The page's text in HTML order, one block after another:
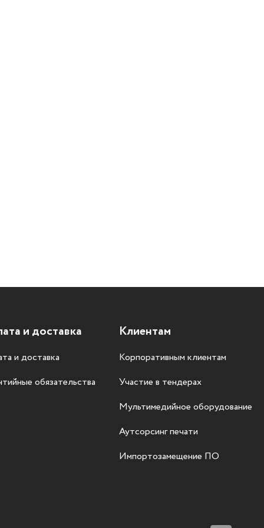
и доставка
и доставка
обязательства
Клиентам
Корпоративным клиентам
Участие в тендерах
Мультимедийное оборудование
Аутсорсинг печати
Импортозамещение ПО